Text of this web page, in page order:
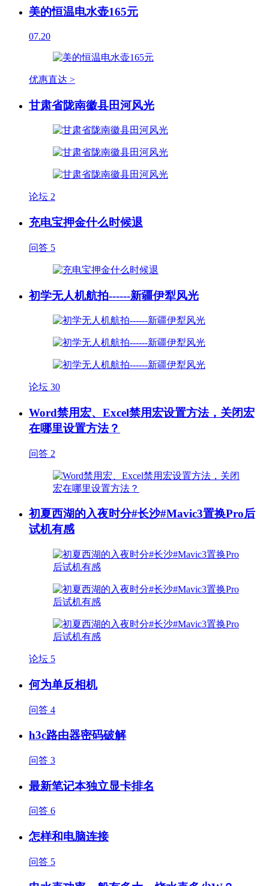
美的恒温电水壶165元
07.20
优惠直达 >
甘肃省陇南徽县田河风光
论坛 2
充电宝押金什么时候退
问答 5
初学无人机航拍------新疆伊犁风光
论坛 30
Word禁用宏、Excel禁用宏设置方法，关闭宏
在哪里设置方法？
问答 2
初夏西湖的入夜时分#长沙#Mavic3置换Pro后
试机有感
论坛 5
何为单反相机
问答 4
h3c路由器密码破解
问答 3
最新笔记本独立显卡排名
问答 6
怎样和电脑连接
问答 5